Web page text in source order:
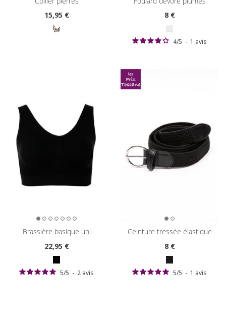
15,95 €
8€
4/5 - 1 avis
brassière basique uni
22,95 €
5/5 - 2 avis
ceinture tressée élastique
8€
5/5 - 1 avis